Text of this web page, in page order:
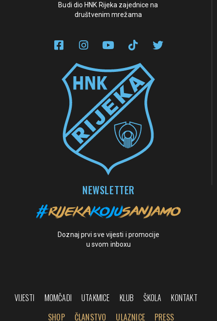
Budi dio HNK Rijeka zajednice na
društvenim mrežama
NEWSLETTER
Doznaj prvi sve vijesti i promocije
u svom inboxu
VIJESTI MOMČADI UTAKMICE KLUB ŠKOLA
KONTAKT
SHOP
ČLANSTVO ULAZNICE PRESS